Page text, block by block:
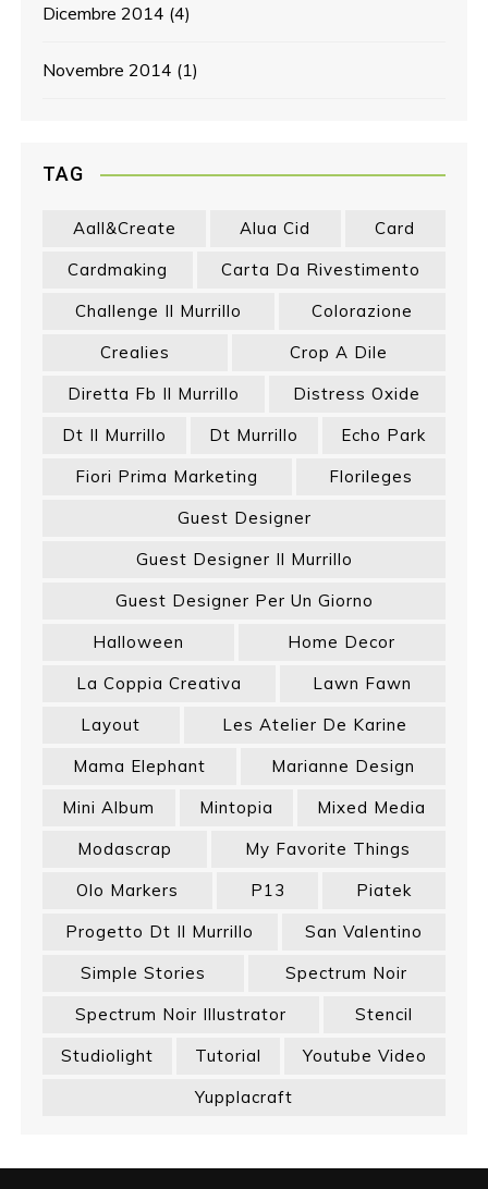
Dicembre 2014 (4)
Novembre 2014 (1)
TAG
Aall&create Alua Cid
Card
Cardmaking
Carta Da Rivestimento
Challenge Il Murrillo
Colorazione
Crealies
Crop A Dile
Diretta Fb Il Murrillo
Distress Oxide
Dt Il Murrillo
Dt Murrillo
Echo Park
Fiori Prima Marketing
Florileges
Guest Designer
Guest Designer Il Murrillo
Guest Designer Per Un Giorno
Halloween
Home Decor
La Coppia Creativa
Lawn Fawn
Layout
Les Atelier De Karine
Mama Elephant
Marianne Design
Mini Album
Mintopia
Mixed Media
Modascrap
My Favorite Things
Olo Markers
P13
Piatek
Progetto Dt Il Murrillo
San Valentino
Simple Stories
Spectrum Noir
Spectrum Noir Illustrator
Stencil
Studiolight
Tutorial
Youtube Video
Yupplacraft